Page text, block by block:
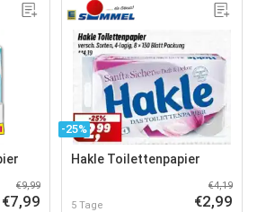
€9,99
€7,99
-25%
Hakle Toilettenpapier
5 Tage
€4,19
€2,99